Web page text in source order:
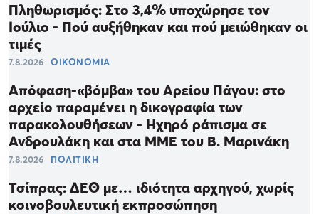
Πληθωρισμός: Στο 3,4% υποχώρησε τον
Ιούλιο - Πού αυξήθηκαν και πού μειώθηκαν οι
τιμές
7.8.2026 ΟΙΚΟΝΟΜΙΑ
Απόφαση-«βόμβα» του Αρείου Πάγου: στο
αρχείο παραμένει η δικογραφία των
παρακολουθήσεων - Ηχηρό ράπισμα σε
Ανδρουλάκη και στα ΜΜΕ του Β. Μαρινάκη
7.8.2026 ΠΟΛΙΤΙΚΗ
Τσίπρας: ΔΕΘ με… ιδιότητα αρχηγού, χωρίς
κοινοβουλευτική εκπροσώπηση